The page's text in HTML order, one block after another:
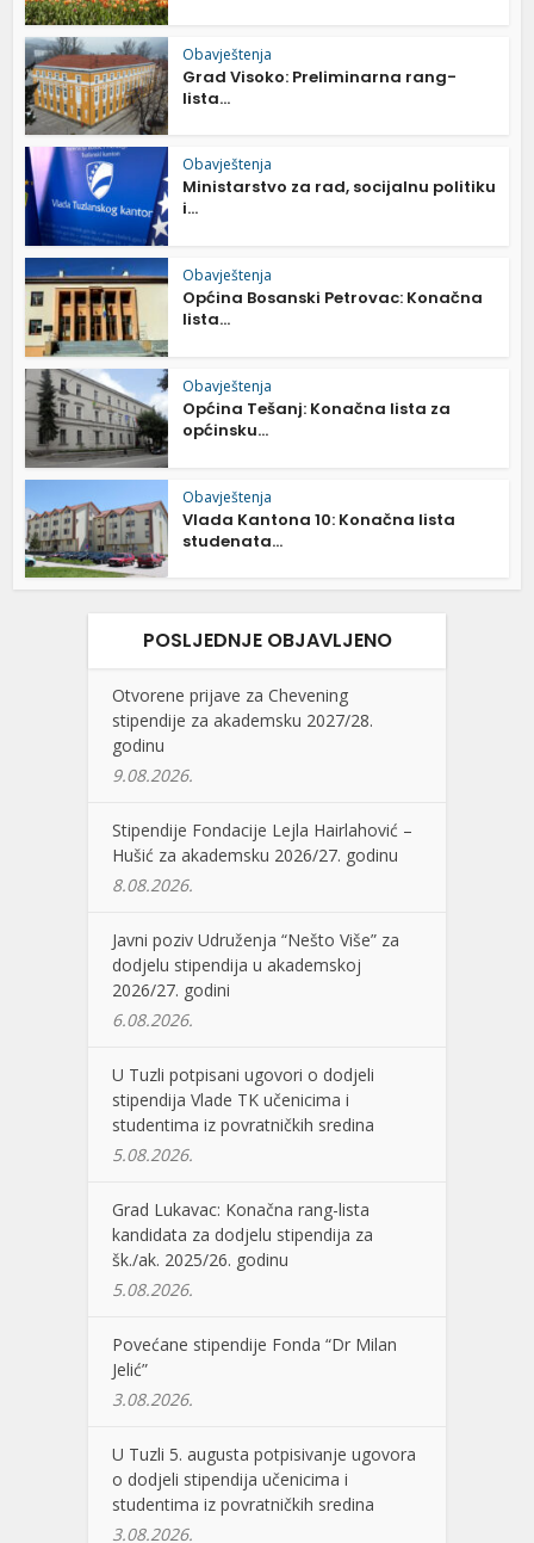
Obavještenja
Grad Visoko: Preliminarna rang-
lista...
Obavještenja
Ministarstvo za rad, socijalnu politiku
i...
Obavještenja
Općina Bosanski Petrovac: Konačna
lista...
Obavještenja
Općina Tešanj: Konačna lista za
općinsku...
Obavještenja
Vlada Kantona 10: Konačna lista
studenata...
POSLJEDNJE OBJAVLJENO
Otvorene prijave za Chevening
stipendije za akademsku 2027/28.
godinu
9.08.2026.
Stipendije Fondacije Lejla Hairlahović –
Hušić za akademsku 2026/27. godinu
8.08.2026.
Javni poziv Udruženja “Nešto Više” za
dodjelu stipendija u akademskoj
2026/27. godini
6.08.2026.
U Tuzli potpisani ugovori o dodjeli
stipendija Vlade TK učenicima i
studentima iz povratničkih sredina
5.08.2026.
Grad Lukavac: Konačna rang-lista
kandidata za dodjelu stipendija za
šk./ak. 2025/26. godinu
5.08.2026.
Povećane stipendije Fonda “Dr Milan
Jelić”
3.08.2026.
U Tuzli 5. augusta potpisivanje ugovora
o dodjeli stipendija učenicima i
studentima iz povratničkih sredina
3.08.2026.